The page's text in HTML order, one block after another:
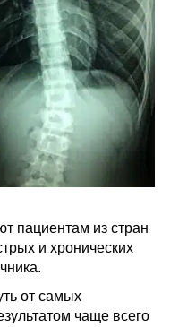
пациентам из стран
и хронических
от самых
чаще всего